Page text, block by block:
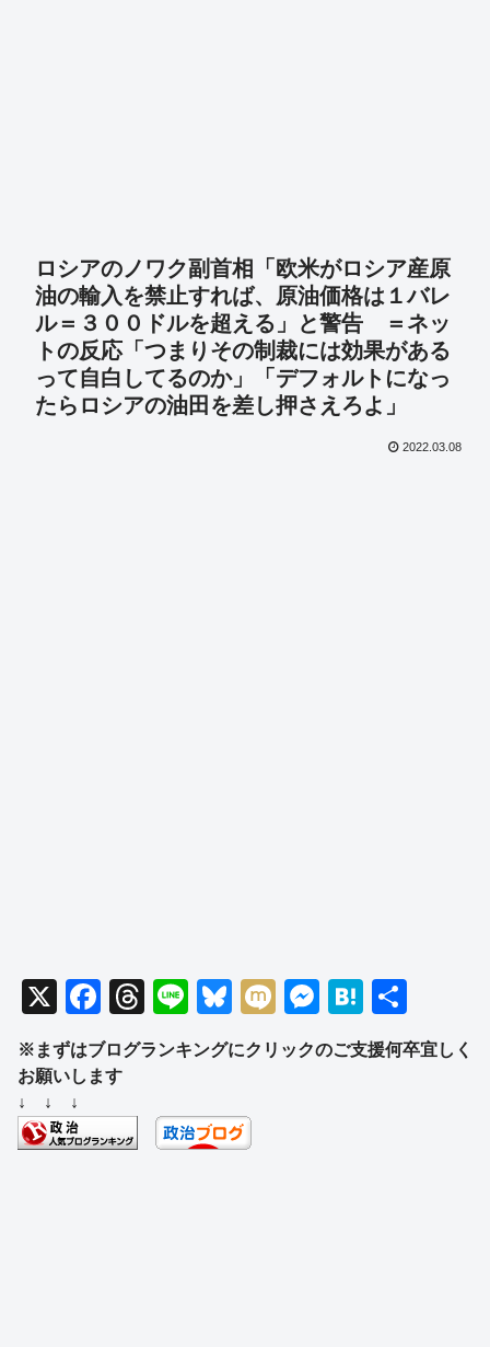
ロシアのノワク副首相「欧米がロシア産原
油の輸入を禁止すれば、原油価格は１バレ
ル＝３００ドルを超える」と警告 ＝ネッ
トの反応「つまりその制裁には効果がある
って自白してるのか」「デフォルトになっ
たらロシアの油田を差し押さえろよ」
2022.03.08
X
F
a
c
b
T
hr
e
d
Li
n
e
Bl
e
y
M
ixi
M
ss
H
at
e
有
※まずはブログランキングにクリックのご支援何卒宜しく
お願いします
↓ ↓ ↓